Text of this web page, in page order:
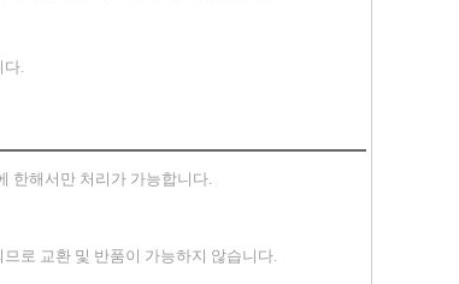
다.
한해서만 처리가 가능합니다.
로 교환 및 반품이 가능하지 않습니다.